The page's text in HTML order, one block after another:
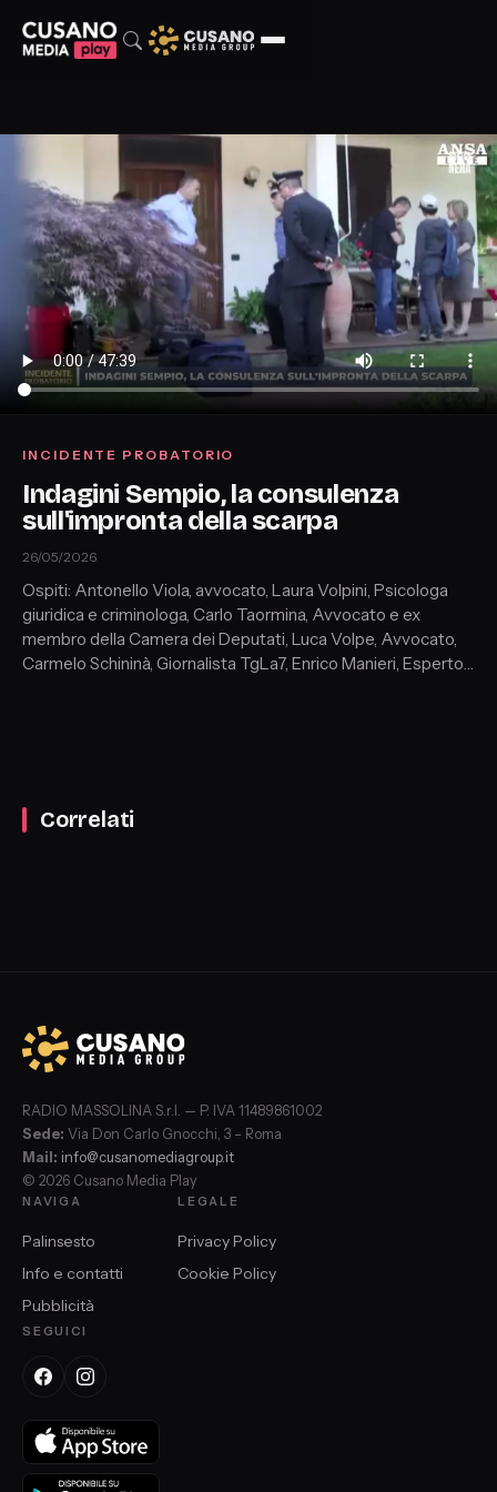
INCIDENTE PROBATORIO
Indagini Sempio, la consulenza
sull'impronta della scarpa
26/05/2026
Ospiti: Antonello Viola, avvocato, Laura Volpini, Psicologa
giuridica e criminologa, Carlo Taormina, Avvocato e ex
membro della Camera dei Deputati, Luca Volpe, Avvocato,
Carmelo Schininà, Giornalista TgLa7, Enrico Manieri, Esperto
Correlati
RADIO MASSOLINA S.r.l. — P. IVA 11489861002
Sede: Via Don Carlo Gnocchi, 3 – Roma
Mail: info@cusanomediagroup.it
© 2026 Cusano Media Play
NAVIGA
Palinsesto
Info e contatti
Pubblicità
LEGALE
Privacy Policy
Cookie Policy
SEGUICI